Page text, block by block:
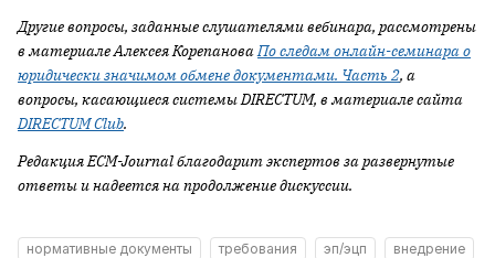
Другие вопросы, заданные слушателями вебинара, рассмотрены
в материале Алексея КорепановаПо следам онлайн-семинара о
юридически значимом обмене документами. Часть 2, а
вопросы, касающиеся системыDIRECTUM, в материале сайта
DIRECTUM Club.
Редакция ECM-Journal благодарит экспертов за развернутые
ответы и надеется на продолжение дискуссии.
нормативные документы требования эп/эцп внедрение